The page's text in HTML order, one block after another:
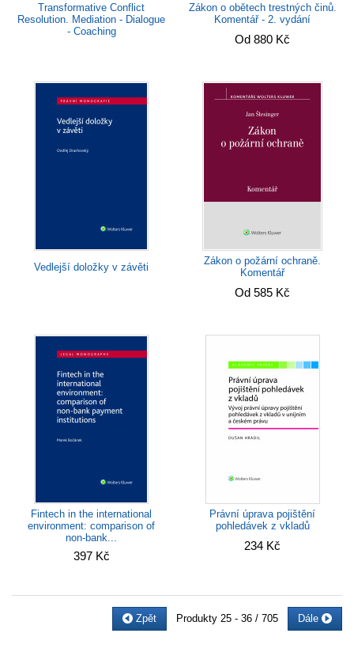
Transformative Conflict
Resolution. Mediation - Dialogue
- Coaching
Zákon o obětech trestných činů.
Komentář - 2. vydání
Od 880 Kč
Vedlejší doložky v závěti
Zákon o požární ochraně.
Komentář
Od 585 Kč
Fintech in the international
environment: comparison of
non-bank...
397 Kč
Právní úprava pojištění
pohledávek z vkladů
234 Kč
Zpět Produkty 25 - 36 / 705 Dále